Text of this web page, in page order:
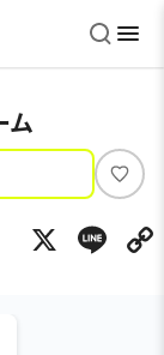
ム
い
ね
X